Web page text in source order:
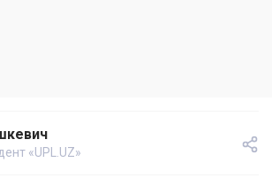
«UPL.UZ»